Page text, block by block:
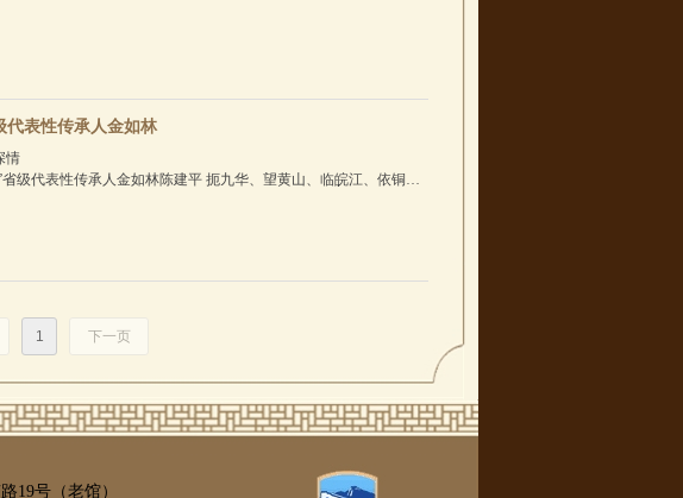
语的沿江一带地
代表性传承人金如林
情
级代表性传承人金如林陈建平 扼九华、望黄山、临皖江、依铜
1 下一页
路19号（老馆）